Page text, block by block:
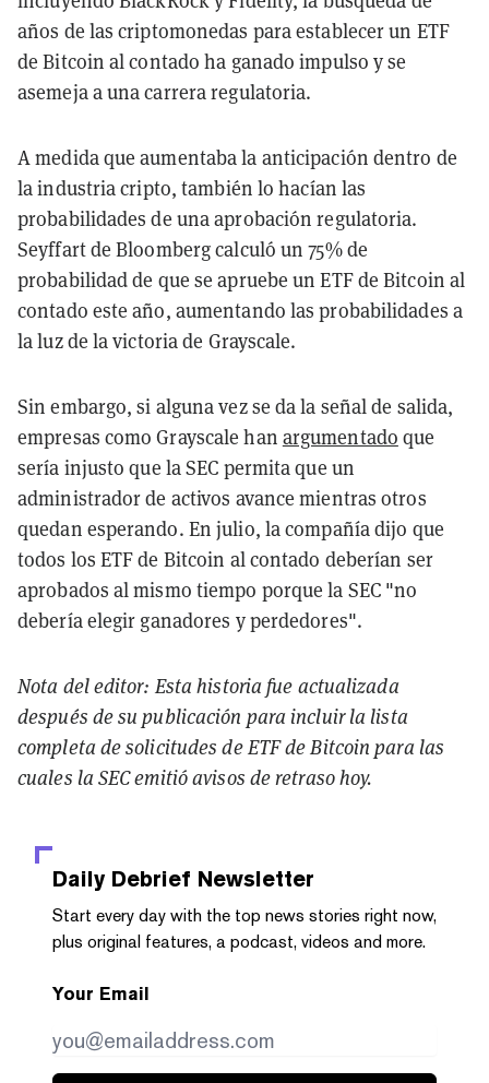
años de las criptomonedas para establecer un ETF
de Bitcoin al contado ha ganado impulso y se
asemeja a una carrera regulatoria.
A medida que aumentaba la anticipación dentro de
la industria cripto, también lo hacían las
probabilidades de una aprobación regulatoria.
Seyffart de Bloomberg calculó un 75% de
probabilidad de que se apruebe un ETF de Bitcoin al
contado este año, aumentando las probabilidades a
la luz de la victoria de Grayscale.
Sin embargo, si alguna vez se da la señal de salida,
empresas como Grayscale han argumentado que
sería injusto que la SEC permita que un
administrador de activos avance mientras otros
quedan esperando. En julio, la compañía dijo que
todos los ETF de Bitcoin al contado deberían ser
aprobados al mismo tiempo porque la SEC "no
debería elegir ganadores y perdedores".
Nota del editor: Esta historia fue actualizada
después de su publicación para incluir la lista
completa de solicitudes de ETF de Bitcoin para las
cuales la SEC emitió avisos de retraso hoy.
Daily Debrief Newsletter
Start every day with the top news stories right now,
plus original features, a podcast, videos and more.
Your Email